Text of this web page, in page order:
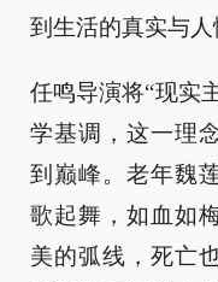
到生活的真实与人
任鸣导演将“现实
学基调，这一理
到巅峰。老年魏
歌起舞，如血如
美的弧线，死亡